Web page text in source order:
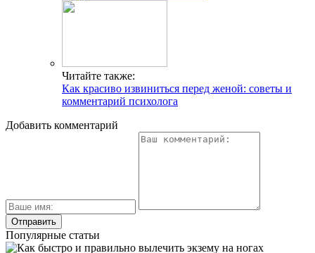
Читайте также:
Как красиво извиниться перед женой: советы и
комментарий психолога
Добавить комментарий
Популярные статьи